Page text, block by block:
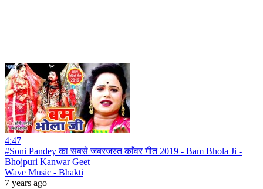
4:47
#Soni Pandey का सबसे जबरजस्त काँवर गीत 2019 - Bam Bhola Ji -
Bhojpuri Kanwar Geet
Wave Music - Bhakti
7 years ago